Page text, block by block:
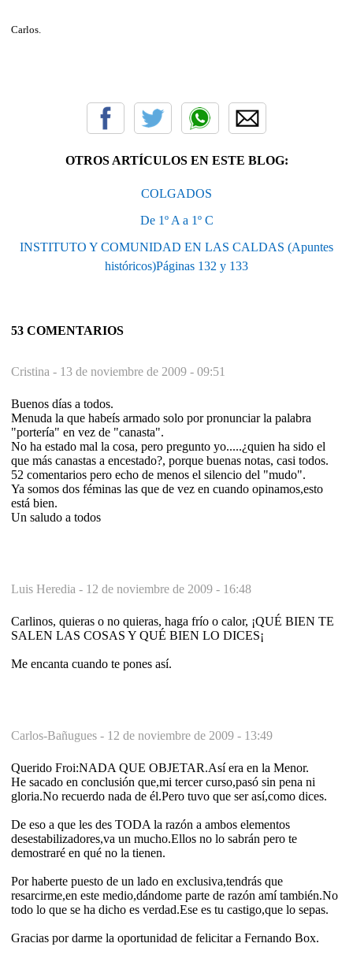
Carlos.
OTROS ARTÍCULOS EN ESTE BLOG:
COLGADOS
De 1º A a 1º C
INSTITUTO Y COMUNIDAD EN LAS CALDAS (Apuntes
históricos)Páginas 132 y 133
53 COMENTARIOS
Cristina - 13 de noviembre de 2009 - 09:51
Buenos días a todos.
Menuda la que habeís armado solo por pronunciar la palabra
"portería" en vez de "canasta".
No ha estado mal la cosa, pero pregunto yo.....¿quien ha sido el
que más canastas a encestado?, porque buenas notas, casi todos.
52 comentarios pero echo de menos el silencio del "mudo".
Ya somos dos féminas las que de vez en cuando opinamos,esto
está bien.
Un saludo a todos
Luis Heredia - 12 de noviembre de 2009 - 16:48
Carlinos, quieras o no quieras, haga frío o calor, ¡QUÉ BIEN TE
SALEN LAS COSAS Y QUÉ BIEN LO DICES¡
Me encanta cuando te pones así.
Carlos-Bañugues - 12 de noviembre de 2009 - 13:49
Querido Froi:NADA QUE OBJETAR.Así era en la Menor.
He sacado en conclusión que,mi tercer curso,pasó sin pena ni
gloria.No recuerdo nada de él.Pero tuvo que ser así,como dices.
De eso a que les des TODA la razón a ambos elementos
desestabilizadores,va un mucho.Ellos no lo sabrán pero te
demostraré en qué no la tienen.
Por haberte puesto de un lado en exclusiva,tendrás que
resarcirme,en este medio,dándome parte de razón amí también.No
todo lo que se ha dicho es verdad.Ese es tu castigo,que lo sepas.
Gracias por darme la oportunidad de felicitar a Fernando Box.